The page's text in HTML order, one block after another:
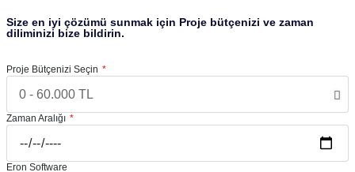
Size en iyi çözümü sunmak için Proje bütçenizi ve zaman
diliminizi bize bildirin.
Proje Bütçenizi Seçin
Zaman Aralığı
Eron Software